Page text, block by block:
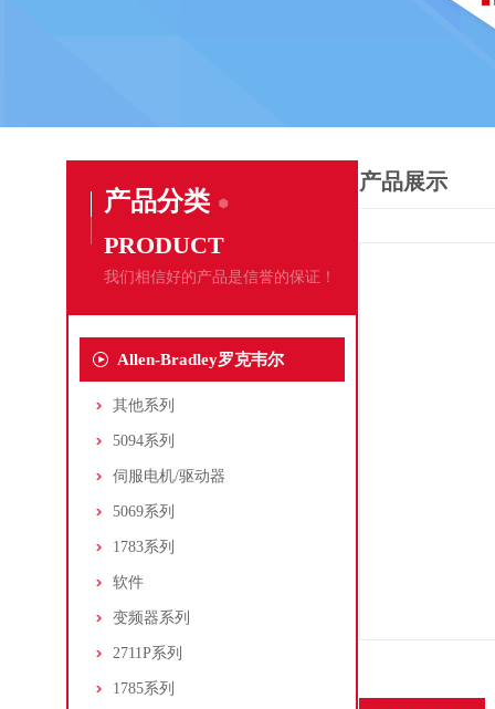
产品分类
PRODUCT
我们相信好的产品是信誉的保证！
Allen-Bradley罗克韦尔
其他系列
5094系列
伺服电机/驱动器
5069系列
1783系列
软件
变频器系列
2711P系列
1785系列
产品展示